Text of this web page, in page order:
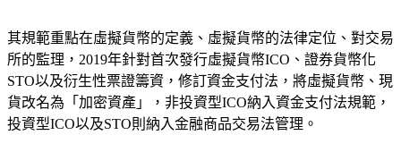
其規範重點在虛擬貨幣的定義、虛擬貨幣的法律定位、對交易
所的監理，2019年針對首次發行虛擬貨幣ICO、證券貨幣化
STO以及衍生性票證籌資，修訂資金支付法，將虛擬貨幣、現
貨改名為「加密資產」，非投資型ICO納入資金支付法規範，